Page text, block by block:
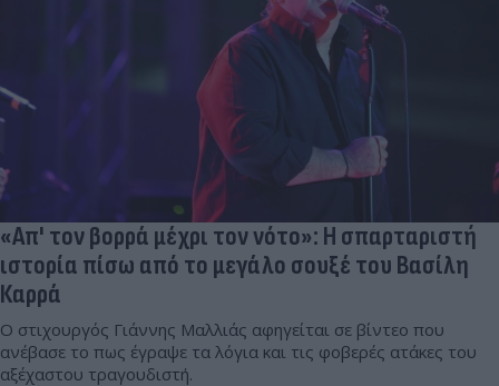
«Απ' τον βορρά μέχρι τον νότο»: Η σπαρταριστή
ιστορία πίσω από το μεγάλο σουξέ του Βασίλη
Καρρά
Ο στιχουργός Γιάννης Μαλλιάς αφηγείται σε βίντεο που
ανέβασε το πως έγραψε τα λόγια και τις φοβερές ατάκες του
αξέχαστου τραγουδιστή.